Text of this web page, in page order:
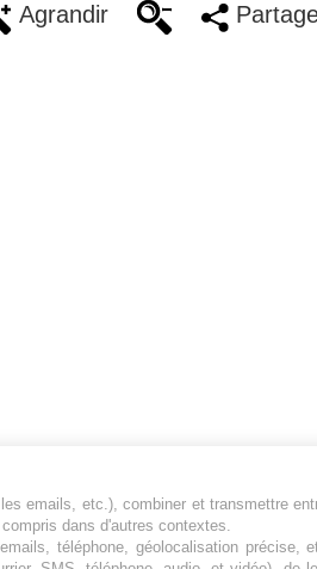
Agrandir
qui traite
la Ligue 1 et
Suivez-nous
emails, etc.), combiner et transmettre
dans d'autres contextes.
téléphone, géolocalisation précise,